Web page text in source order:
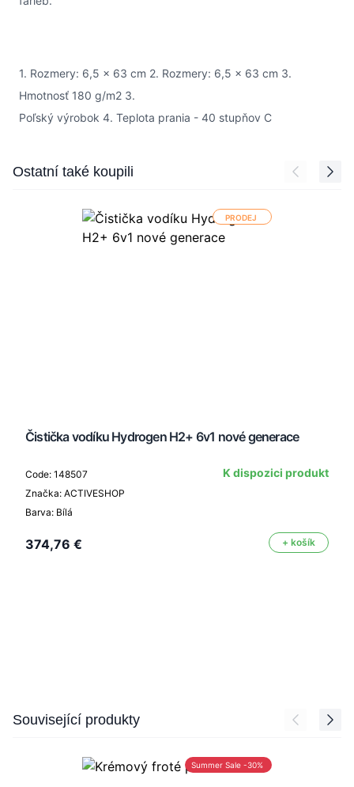
1. Rozmery: 6,5 × 63 cm 2. Rozmery: 6,5 × 63 cm 3.
Hmotnosť 180 g/m2 3.
Poľský výrobok 4. Teplota prania - 40 stupňov C
Press to skip carousel
Ostatní také koupili
PRODEJ
Čistička vodíku Hydrogen H2+ 6v1 nové generace
Code: 148507
Značka: ACTIVESHOP
Barva: Bílá
K dispozici produkt
374,76 € + košík
Press to skip carousel
Související produkty
Summer Sale -30%